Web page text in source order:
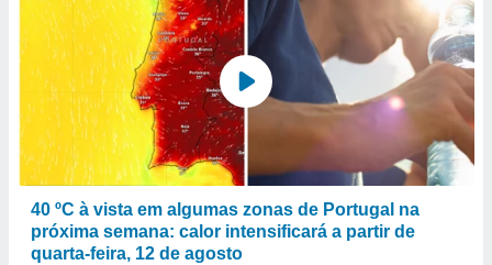
40 ºC à vista em algumas zonas de Portugal na
próxima semana: calor intensificará a partir de
quarta-feira, 12 de agosto